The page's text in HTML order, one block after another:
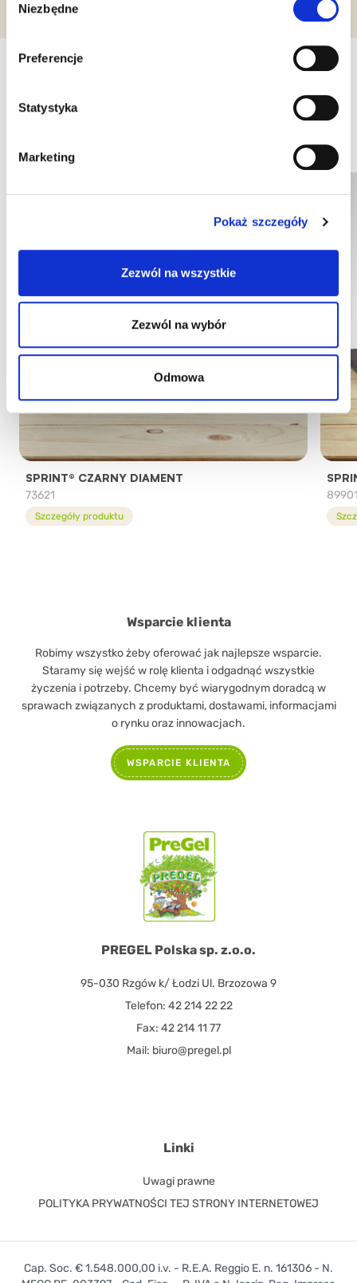
zgody
Niezbędne
Preferencje
Statystyka
Marketing
Pokaż szczegóły
Zezwól na wszystkie
Zezwól na wybór
Odmowa
Inne produkty, które mogą Cię
zainteresować
SPRINT® CZARNY DIAMENT
73621
Szczegóły produktu
PREGEL Polska sp. z.o.o.
95-030 Rzgów k/ Łodzi Ul. Brzozowa 9
Telefon: 42 214 22 22
Fax: 42 214 11 77
Mail: biuro@pregel.pl
Linki
Uwagi prawne
POLITYKA PRYWATNOŚCI TEJ STRONY INTERNETOWEJ
Wsparcie klienta
Robimy wszystko żeby oferować jak najlepsze wsparcie.
Staramy się wejść w rolę klienta i odgadnąć wszystkie
życzenia i potrzeby. Chcemy być wiarygodnym doradcą w
sprawach związanych z produktami, dostawami, informacjami
o rynku oraz innowacjach.
WSPARCIE KLIENTA
Cap. Soc. € 1.548.000,00 i.v. - R.E.A. Reggio E. n. 161306 - N.